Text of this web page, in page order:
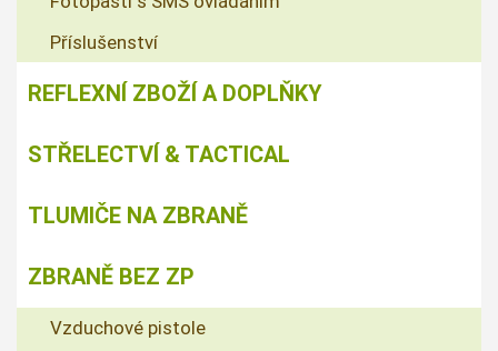
Příslušenství
REFLEXNÍ ZBOŽÍ A DOPLŇKY
STŘELECTVÍ & TACTICAL
TLUMIČE NA ZBRANĚ
ZBRANĚ BEZ ZP
Vzduchové pistole